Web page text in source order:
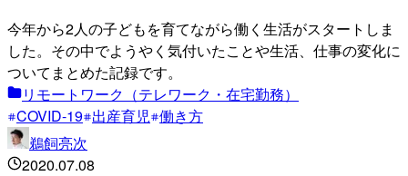
今年から2人の子どもを育てながら働く生活がスタートしま
した。その中でようやく気付いたことや生活、仕事の変化に
ついてまとめた記録です。
リモートワーク（テレワーク・在宅勤務）
COVID-19 出産育児 働き方
鵜飼亮次
2020.07.08